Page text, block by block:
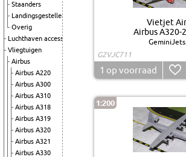
Staanders
Landingsgestellen
Overig
Luchthaven accessoires
Vliegtuigen
Airbus
Airbus A220
Airbus A300
Airbus A310
Airbus A318
Airbus A319
Airbus A320
Airbus A321
Airbus A330
Vietjet Air
Airbus A320-
GeminiJets
G2VJC711
1 op voorraad
1:200